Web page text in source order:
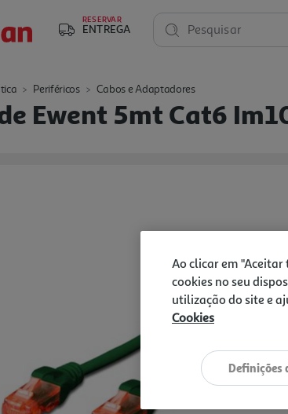
RESERVAR
ENTREGA Pesquisar
Periféricos Cabos e Adaptadores
Ewent 5mt Cat6
Ao clicar em "Aceitar
cookies no seu
utilização do site e
Cookies
Definições